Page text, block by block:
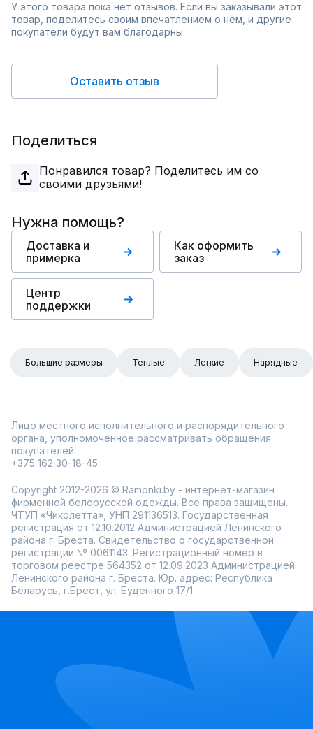
У этого товара пока нет отзывов. Если вы заказывали этот
товар, поделитесь своим впечатлением о нём, и другие
покупатели будут вам благодарны.
Оставить отзыв
Поделиться
Понравился товар? Поделитесь им со
своими друзьями!
Нужна помощь?
Доставка и
примерка
Как оформить
заказ
Центр
поддержки
Большие размеры Теплые Легкие Нарядные
Лицо местного исполнительного и распорядительного
органа, уполномоченное рассматривать обращения
покупателей:
+375 162 30-18-45
Copyright 2012-2026 © Ramonki.by - интернет-магазин
фирменной белорусской одежды. Все права защищены.
ЧТУП «Чиколетта», УНП 291136513. Государственная
регистрация от 12.10.2012 Администрацией Ленинского
района г. Бреста. Свидетельство о государственной
регистрации № 0061143. Регистрационный номер в
торговом реестре 564352 от 12.09.2023 Администрацией
Ленинского района г. Бреста. Юр. адрес: Республика
Беларусь, г.Брест, ул. Буденного 17/1.